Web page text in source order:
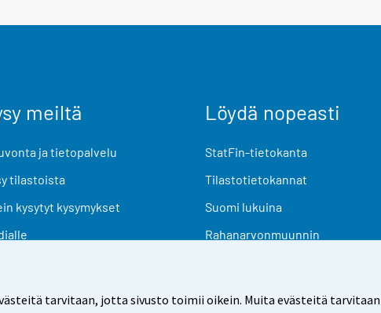
tarvitaan, jotta sivusto toimii oikein. Muita evästeitä
meiltä
ja tietopalvelu
tilastoista
kysytyt kysymykset
Löydä nopeasti
StatFin-tietokanta
Tilastotietokannat
Suomi lukuina
Rahanarvonmuunnin